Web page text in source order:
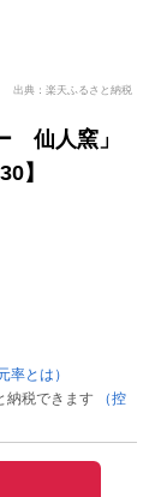
出典：楽天ふるさと納税
仙人窯」
】
率とは）
納税できます
（控